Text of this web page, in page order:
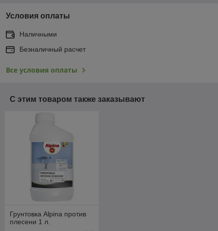
Условия оплаты
Наличными
Безналичный расчет
Все условия оплаты
С этим товаром также заказывают
Грунтовка Alpina против
плесени 1 л.